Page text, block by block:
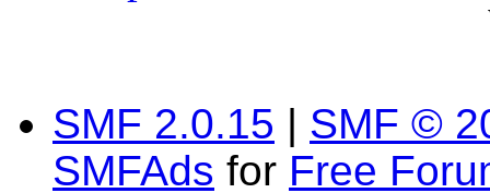
SMF 2.0.15 | SMF ©
SMFAds for Free